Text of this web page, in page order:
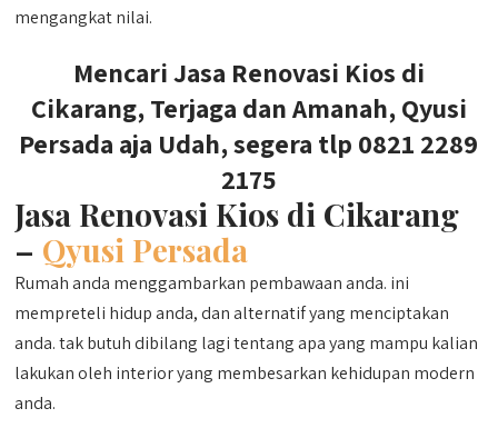
mengangkat nilai.
Mencari Jasa Renovasi Kios di
Cikarang, Terjaga dan Amanah, Qyusi
Persada aja Udah, segera tlp 0821 2289
2175
Jasa Renovasi Kios di Cikarang
– Qyusi Persada
Rumah anda menggambarkan pembawaan anda. ini
mempreteli hidup anda, dan alternatif yang menciptakan
anda. tak butuh dibilang lagi tentang apa yang mampu kalian
lakukan oleh interior yang membesarkan kehidupan modern
anda.